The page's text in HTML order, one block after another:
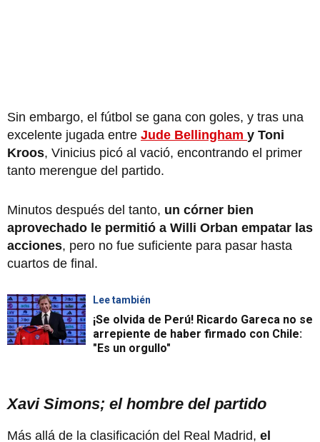
Sin embargo, el fútbol se gana con goles, y tras una
excelente jugada entre Jude Bellingham y Toni
Kroos, Vinicius picó al vació, encontrando el primer
tanto merengue del partido.
Minutos después del tanto, un córner bien
aprovechado le permitió a Willi Orban empatar las
acciones, pero no fue suficiente para pasar hasta
cuartos de final.
Lee también
¡Se olvida de Perú! Ricardo Gareca no se
arrepiente de haber firmado con Chile:
"Es un orgullo"
Xavi Simons; el hombre del partido
Más allá de la clasificación del Real Madrid, el